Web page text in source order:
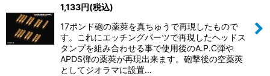
1,133円(税込)
17ポンド砲の薬莢を真ちゅうで再現したもので
す。これにエッチングパーツで再現したヘッドス
タンプを組み合わせる事で使用後のA.P.C弾や
APDS弾の薬莢が再現出来ます。砲撃後の空薬莢
としてジオラマに設置…